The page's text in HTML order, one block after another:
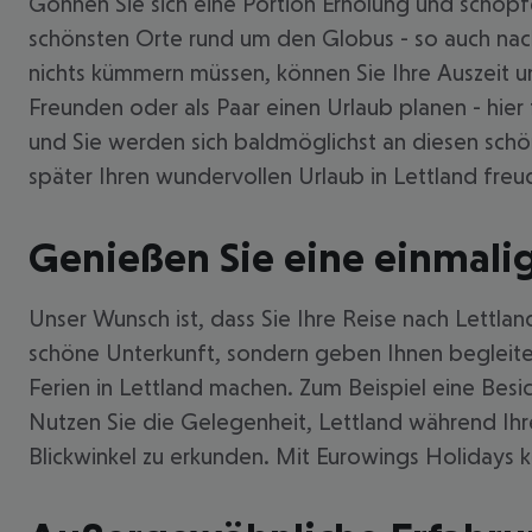
schönsten Orte rund um den Globus - so auch
nichts kümmern müssen, können Sie Ihre
Freunden oder als Paar einen Urlaub planen -
und Sie werden sich baldmöglichst an diesen
später Ihren wundervollen Urlaub in Lettland
Genießen Sie eine
Unser Wunsch ist, dass Sie Ihre Reise nach
schöne Unterkunft, sondern geben Ihnen
Ferien in Lettland machen. Zum Beispiel eine
Nutzen Sie die Gelegenheit, Lettland während
Blickwinkel zu erkunden. Mit Eurowings Holidays